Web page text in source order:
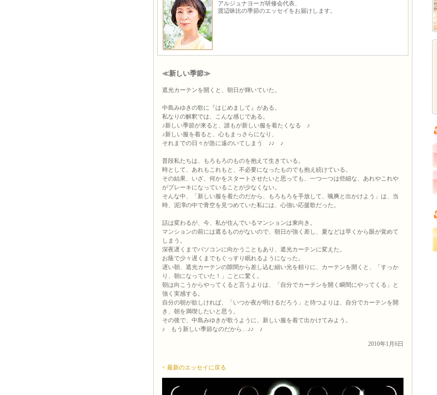
アルジュナヨーガ研修会代表、
渡辺昧比の季節のエッセイをお届けします。
≪新しい季節≫
遮光カーテンを開くと、朝日が輝いていた。
中島みゆきの歌に『はじめまして』がある。
私なりの解釈では、こんな感じである。
♪新しい季節が来ると、誰もが新しい服を着たくなる ♪
♪新しい服を着ると、心もまっさらになり、
それまでの日々が急に遠のいてしまう ♪♪ ♪
普段私たちは、もろもろのものを抱えて生きている。
時として、あれもこれもと、不必要になったものでも抱え続けている。
その結果、いざ、何かをスタートさせたいと思っても、一つ一つは些細な、あれやこれや
がブレーキになっていることが少なくない。
そんな中、「新しい服を着たのだから、もろもろを手放して、颯爽と出かけよう」は、当
時、泥濘の中で青空を見つめていた私には、心強い応援歌だった。
話は変わるが、今、私が住んでいるマンションは東向き。
マンションの前には遮るものがないので、朝日が強く差し、夏などは早くから眼が覚めて
しまう。
深夜遅くまでパソコンに向かうこともあり、遮光カーテンに変えた。
お蔭で少々遅くまでもぐっすり眠れるようになった。
遅い朝、遮光カーテンの隙間から差し込む細い光を頼りに、カーテンを開くと、「すっか
り、朝になっていた！」ことに驚く。
朝は向こうからやってくると言うよりは、「自分でカーテンを開く瞬間にやってくる」と
強く実感する。
自分の朝が欲しければ、「いつか夜が明けるだろう」と待つよりは、自分でカーテンを開
き、朝を満喫したいと思う。
その後で、中島みゆきが歌うように、新しい服を着て出かけてみよう。
♪ もう新しい季節なのだから…♪♪ ♪
2010年1月6日
< 最新のエッセイに戻る